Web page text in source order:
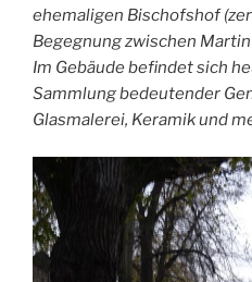
ehemaligen Bischofshof
Begegnung zwischen
Im Gebäude befindet sich
Sammlung bedeutender
Glasmalerei, Keramik und